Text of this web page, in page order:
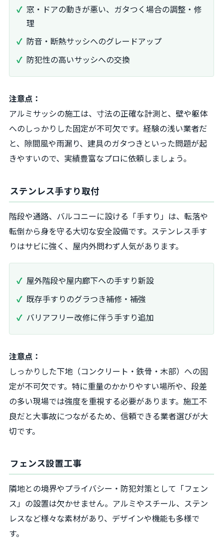
窓・ドアの動きが悪い、ガタつく場合の調整・修
理
防音・断熱サッシへのグレードアップ
防犯性の高いサッシへの交換
注意点：
アルミサッシの施工は、寸法の正確な計測と、壁や躯体
へのしっかりした固定が不可欠です。経験の浅い業者だ
と、隙間風や雨漏り、建具のガタつきといった問題が起
きやすいので、実績豊富なプロに依頼しましょう。
ステンレス手すり取付
階段や通路、バルコニーに設ける「手すり」は、転落や
転倒から身を守る大切な安全設備です。ステンレス手す
りはサビに強く、屋内外問わず人気があります。
屋外階段や屋内廊下への手すり新設
既存手すりのグラつき補修・補強
バリアフリー改修に伴う手すり追加
注意点：
しっかりした下地（コンクリート・鉄骨・木部）への固
定が不可欠です。特に重量のかかりやすい場所や、段差
の多い現場では強度を重視する必要があります。施工不
良だと大事故につながるため、信頼できる業者選びが大
切です。
フェンス設置工事
隣地との境界やプライバシー・防犯対策として「フェン
ス」の設置は欠かせません。アルミやスチール、ステン
レスなど様々な素材があり、デザインや機能も多様で
す。